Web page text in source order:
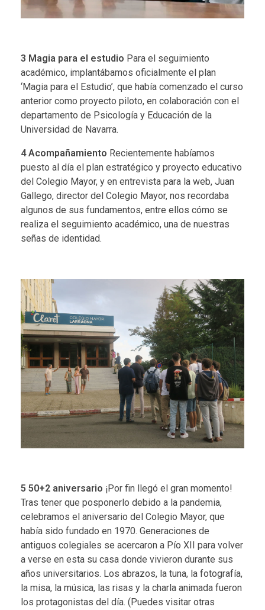
3 Magia para el estudio Para el seguimiento
académico, implantábamos oficialmente el plan
‘Magia para el Estudio’, que había comenzado el curso
anterior como proyecto piloto, en colaboración con el
departamento de Psicología y Educación de la
Universidad de Navarra.
4Acompañamiento Recientemente habíamos
puesto al día el plan estratégico y proyecto educativo
del Colegio Mayor, y en entrevista para la web, Juan
Gallego, director del Colegio Mayor, nos recordaba
algunos de sus fundamentos, entre ellos cómo se
realiza el seguimiento académico, una de nuestras
señas de identidad.
5 50+2 aniversario ¡Por fin llegó el gran momento!
Tras tener que posponerlo debido a la pandemia,
celebramos el aniversario del Colegio Mayor, que
había sido fundado en 1970. Generaciones de
antiguos colegiales se acercaron a Pío XII para volver
a verse en esta su casa donde vivieron durante sus
años universitarios. Los abrazos, la tuna, la fotografía,
la misa, la música, las risas y la charla animada fueron
los protagonistas del día. (Puedes visitar otras